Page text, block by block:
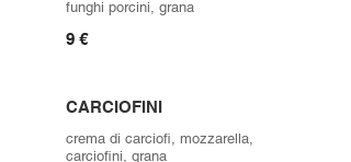
funghi porcini, grana
9 €
CARCIOFINI
crema di carciofi, mozzarella,
carciofini, grana